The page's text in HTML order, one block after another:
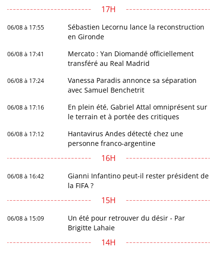
17H
06/08 à 17:55
Sébastien Lecornu lance la reconstruction
en Gironde
06/08 à 17:41
Mercato : Yan Diomandé officiellement
transféré au Real Madrid
06/08 à 17:24
Vanessa Paradis annonce sa séparation
avec Samuel Benchetrit
06/08 à 17:16
En plein été, Gabriel Attal omniprésent sur
le terrain et à portée des critiques
06/08 à 17:12
Hantavirus Andes détecté chez une
personne franco-argentine
16H
06/08 à 16:42
Gianni Infantino peut-il rester président de
la FIFA ?
15H
06/08 à 15:09
Un été pour retrouver du désir - Par
Brigitte Lahaie
14H